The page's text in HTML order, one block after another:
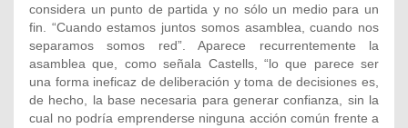
considera un punto de partida y no sólo un medio para un
fin. “Cuando estamos juntos somos asamblea, cuando nos
separamos somos red”. Aparece recurrentemente la
asamblea que, como señala Castells, “lo que parece ser
una forma ineficaz de deliberación y toma de decisiones es,
de hecho, la base necesaria para generar confianza, sin la
cual no podría emprenderse ninguna acción común frente a